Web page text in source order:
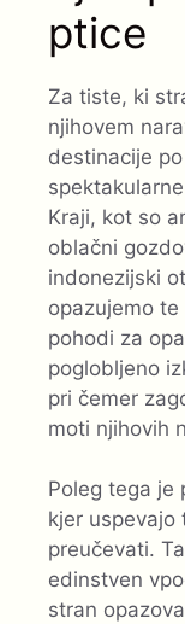
ptice
Za tiste, ki
njihovem
destinacije
Kraji, kot so
oblačni
indonezijski
opazujemo
pohodi za
poglobljeno
pri čemer
moti njihovih
Poleg tega je
kjer uspevajo
preučevati.
edinstven
stran